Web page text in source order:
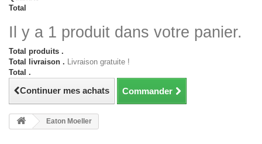
Total
Il y a 1 produit dans votre panier.
Total produits .
Total livraison . Livraison gratuite !
Total .
Continuer mes achats Commander
Eaton Moeller